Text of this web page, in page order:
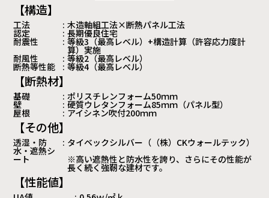
【構造】
工法 : 木造軸組工法×断熱パネル工法
認定 : 長期優良住宅
耐震性 : 等級3（最高レベル）+構造計算（許容応力度計
算）実施
耐風性 : 等級2（最高レベル）
断熱等性能 : 等級4（最高レベル）
【断熱材】
基礎 : ポリスチレンフォーム50ｍｍ
壁 : 硬質ウレタンフォーム85ｍｍ（パネル型）
屋根 : アイシネン吹付200ｍｍ
【その他】
透湿・防
水・遮熱シ
ート
: タイベックシルバー（（株）CKウォールテック）
※高い遮熱性と防水性を誇り、さらにその性能が
長く続く強靭な建材です。
【性能値】